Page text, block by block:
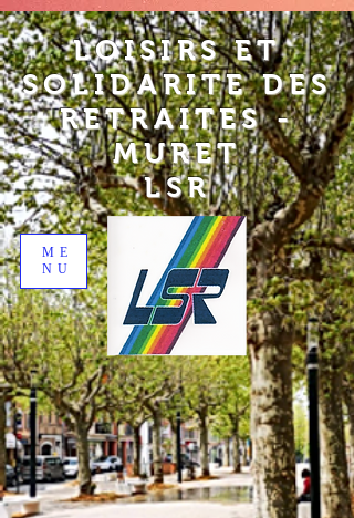
LOISIRS ET
SOLIDARITE DES
RETRAITES -
MURET
LSR
ME
NU